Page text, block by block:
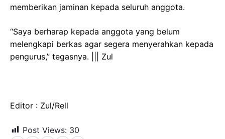
memberikan jaminan kepada seluruh anggota.
“Saya berharap kepada anggota yang belum
melengkapi berkas agar segera menyerahkan kepada
pengurus,” tegasnya. ||| Zul
Editor : Zul/Rell
Post Views: 30